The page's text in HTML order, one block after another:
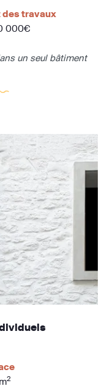
des travaux
000€
un seul bâtiment
2